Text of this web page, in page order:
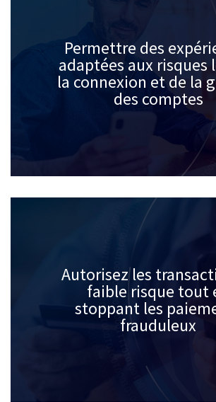
Permettre des
adaptées aux risques
la connexion et de la
des comptes
Autorisez les
faible risque tout
stoppant les
frauduleux